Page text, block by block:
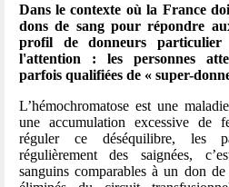
Dans le contexte où la France
dons de sang pour répondre
profil de donneurs
l'attention : les personnes
parfois qualifiées de « super-
L’hémochromatose est une
une accumulation excessive de
réguler ce déséquilibre, les
régulièrement des saignées,
sanguins comparables à un don